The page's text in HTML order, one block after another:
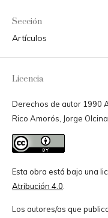
Sección
Artículos
Licencia
Derechos de autor 1990
Rico Amorós, Jorge
Esta obra está bajo una
Atribución 4.0.
Los autores/as que